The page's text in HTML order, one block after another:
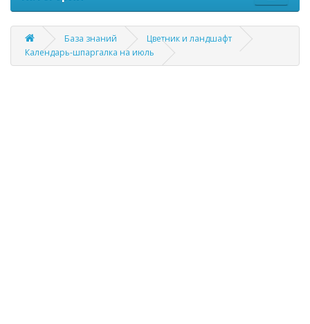
База знаний
Цветник и ландшафт
Календарь-шпаргалка на июль